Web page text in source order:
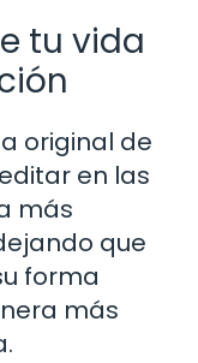
tu vida
original de
en las
más
que
forma
más